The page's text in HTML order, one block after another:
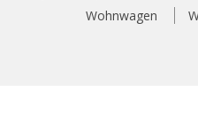
Wohnwagen